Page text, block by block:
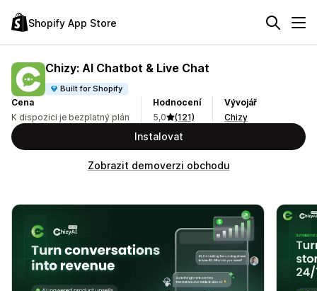
Shopify App Store
Chizy: AI Chatbot & Live Chat
Built for Shopify
Cena
K dispozici je bezplatný plán
Hodnocení
5,0
(121)
Vývojář
Chizy
Instalovat
Zobrazit demoverzi obchodu